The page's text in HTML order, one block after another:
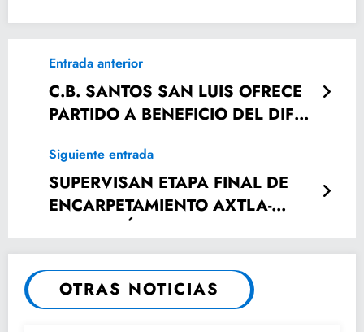
Entrada anterior
C.B. SANTOS SAN LUIS OFRECE
PARTIDO A BENEFICIO DEL DIF
Siguiente entrada
SUPERVISAN ETAPA FINAL DE
ENCARPETAMIENTO AXTLA-
COXCATLÁN
OTRAS NOTICIAS